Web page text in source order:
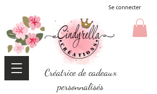
Se connecter
Créatrice de cadeaux
personnalisés